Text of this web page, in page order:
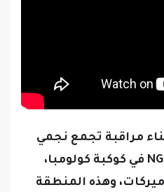
كثيف يسمى NGC 1851 في كوكبة كولومبا،
وهذه المنطقة
بحيث يمكن أن تحدث